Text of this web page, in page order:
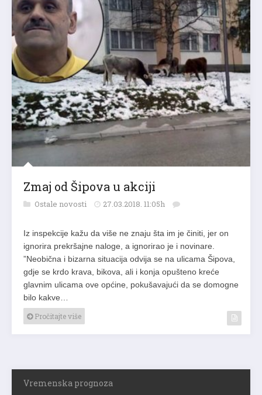
Zmaj od Šipova u akciji
Ostale novosti 27.03.2018. 11:05h
Iz inspekcije kažu da više ne znaju šta im je činiti, jer on
ignorira prekršajne naloge, a ignorirao je i novinare.
”Neobična i bizarna situacija odvija se na ulicama Šipova,
gdje se krdo krava, bikova, ali i konja opušteno kreće
glavnim ulicama ove općine, pokušavajući da se domogne
bilo kakve…
Pročitajte više
Vremenska prognoza